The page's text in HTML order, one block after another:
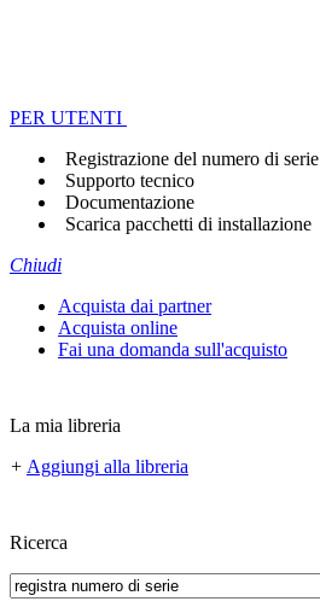
PER UTENTI
Registrazione del numero di serie
Supporto tecnico
Documentazione
Scarica pacchetti di installazione
Chiudi
Acquista dai partner
Acquista online
Fai una domanda sull'acquisto
La mia libreria
+ Aggiungi alla libreria
Ricerca